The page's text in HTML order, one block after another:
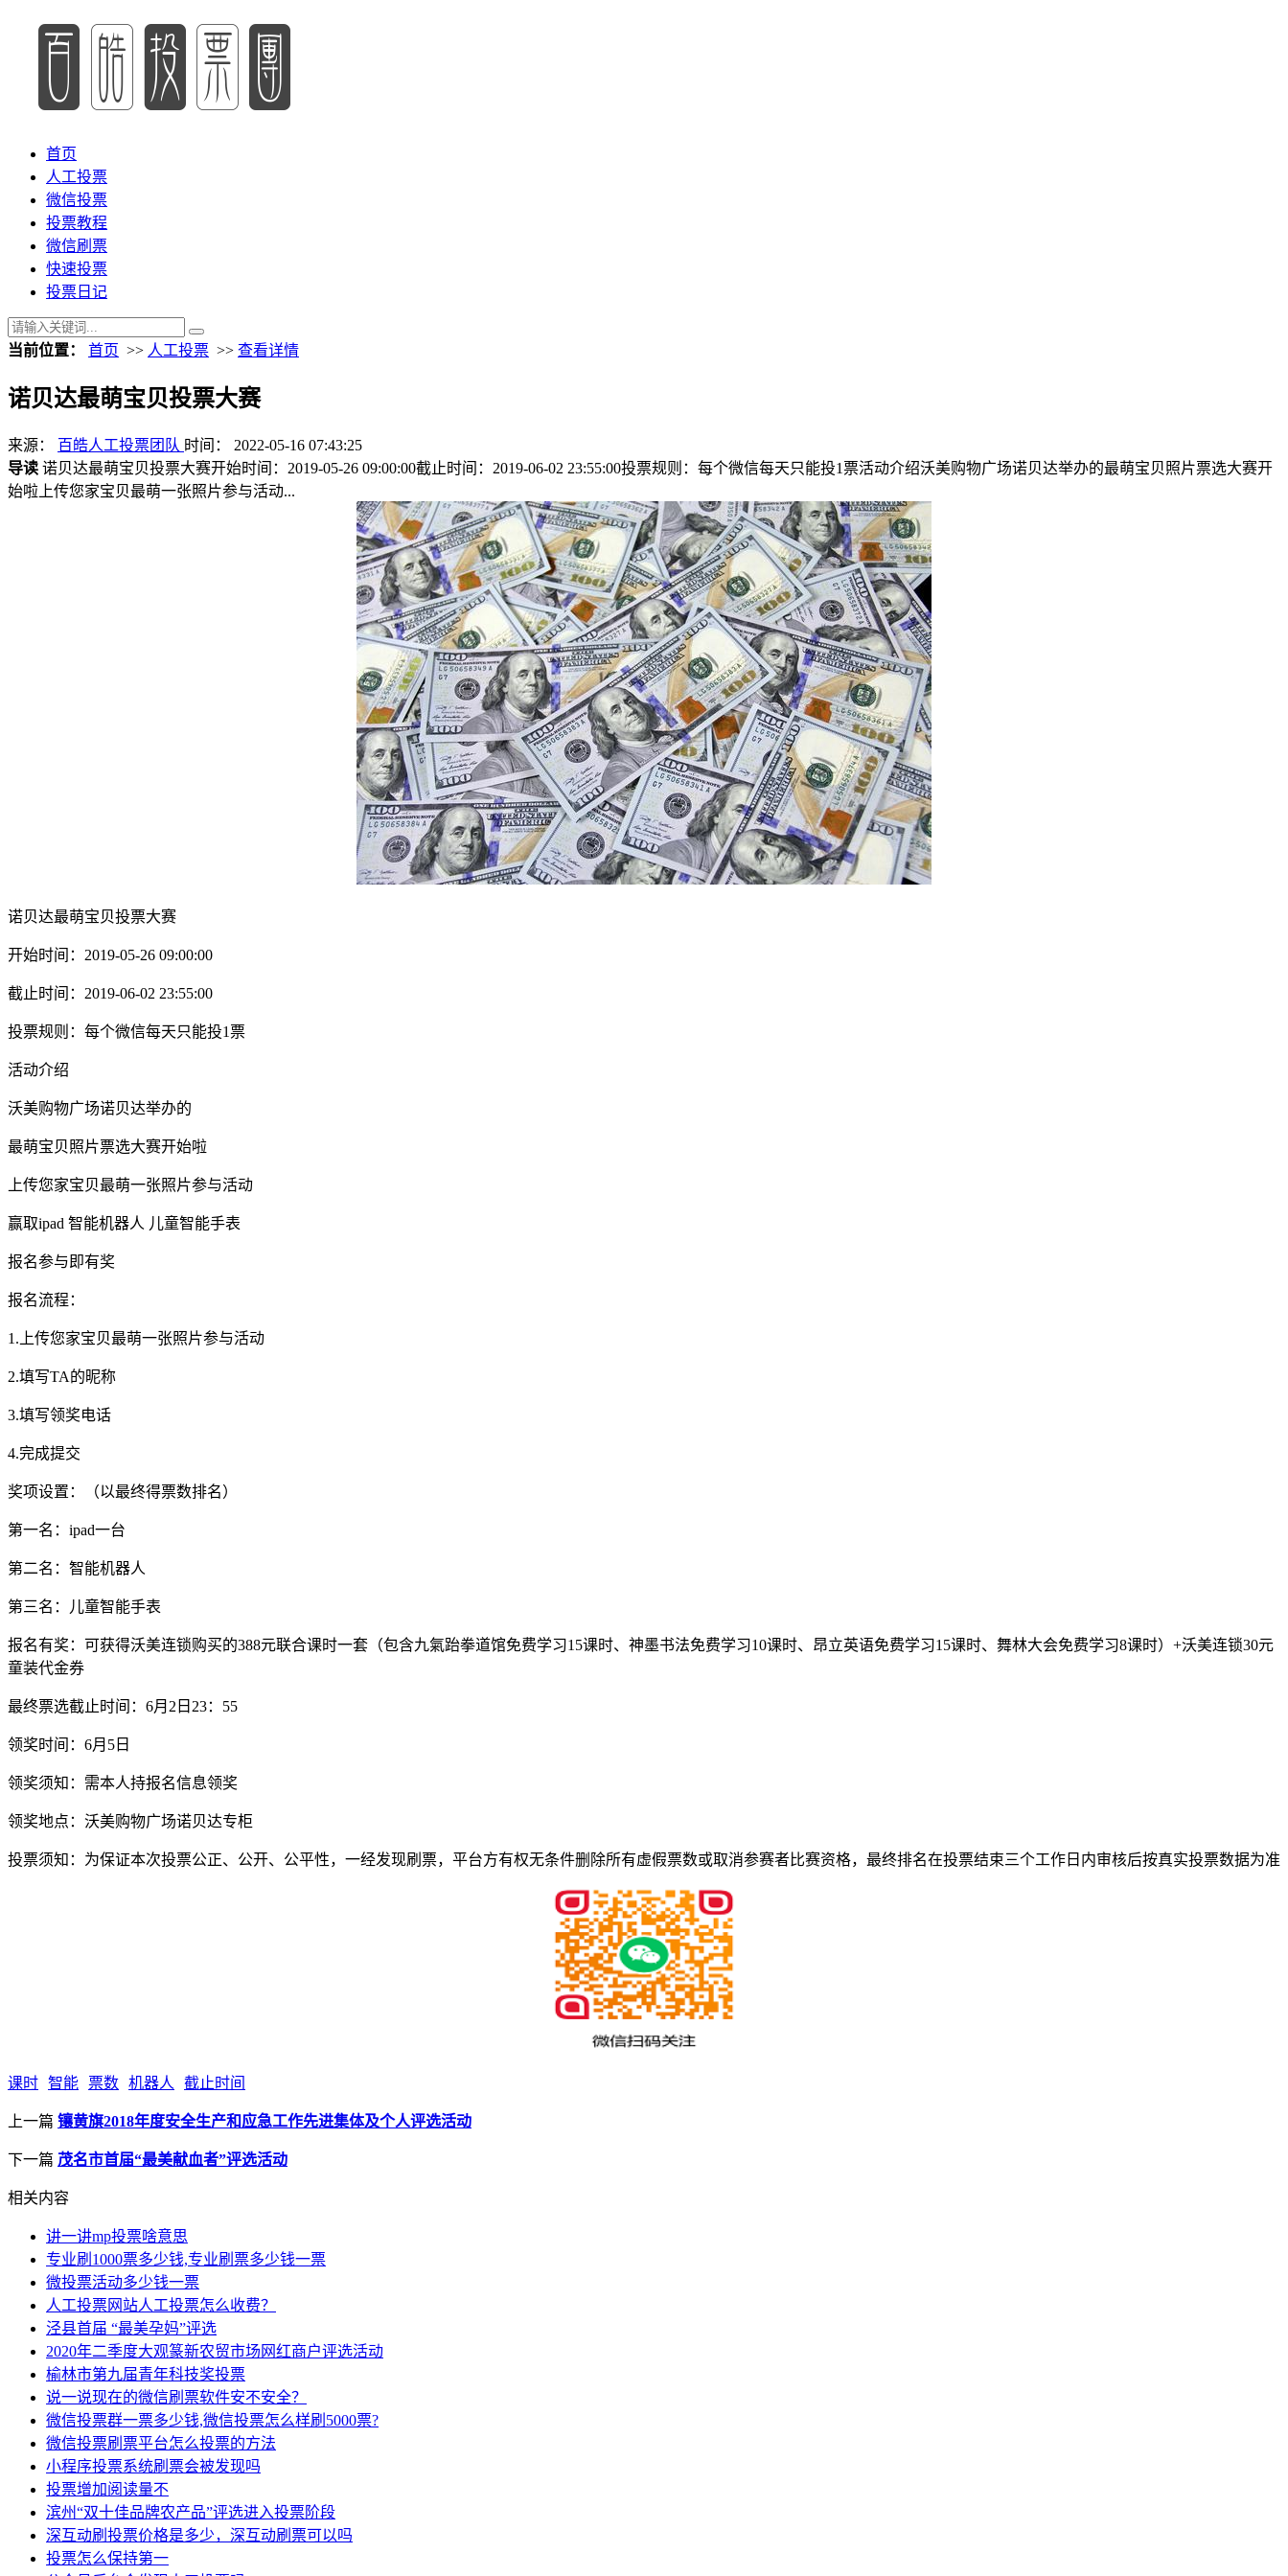
首页
人工投票
微信投票
投票教程
微信刷票
快速投票
投票日记
当前位置： 首页 >> 人工投票 >> 查看详情
诺贝达最萌宝贝投票大赛
来源： 百皓人工投票团队 时间： 2022-05-16 07:43:25
导读 诺贝达最萌宝贝投票大赛开始时间：2019-05-26 09:00:00截止时间：2019-06-02 23:55:00投票规则：每个微信每天只能投1票活动介绍沃美购物广场诺贝达举办的最萌宝贝照片票选大赛开
始啦上传您家宝贝最萌一张照片参与活动...
诺贝达最萌宝贝投票大赛
开始时间：2019-05-26 09:00:00
截止时间：2019-06-02 23:55:00
投票规则：每个微信每天只能投1票
活动介绍
沃美购物广场诺贝达举办的
最萌宝贝照片票选大赛开始啦
上传您家宝贝最萌一张照片参与活动
赢取ipad 智能机器人 儿童智能手表
报名参与即有奖
报名流程：
1.上传您家宝贝最萌一张照片参与活动
2.填写TA的昵称
3.填写领奖电话
4.完成提交
奖项设置：（以最终得票数排名）
第一名：ipad一台
第二名：智能机器人
第三名：儿童智能手表
报名有奖：可获得沃美连锁购买的388元联合课时一套（包含九氣跆拳道馆免费学习15课时、神墨书法免费学习10课时、昂立英语免费学习15课时、舞林大会免费学习8课时）+沃美连锁30元
童装代金券
最终票选截止时间：6月2日23：55
领奖时间：6月5日
领奖须知：需本人持报名信息领奖
领奖地点：沃美购物广场诺贝达专柜
投票须知：为保证本次投票公正、公开、公平性，一经发现刷票，平台方有权无条件删除所有虚假票数或取消参赛者比赛资格，最终排名在投票结束三个工作日内审核后按真实投票数据为准
课时 智能 票数 机器人 截止时间
上一篇 镶黄旗2018年度安全生产和应急工作先进集体及个人评选活动
下一篇 茂名市首届“最美献血者”评选活动
相关内容
讲一讲mp投票啥意思
专业刷1000票多少钱,专业刷票多少钱一票
微投票活动多少钱一票
人工投票网站人工投票怎么收费？
泾县首届 “最美孕妈”评选
2020年二季度大观篆新农贸市场网红商户评选活动
榆林市第九届青年科技奖投票
说一说现在的微信刷票软件安不安全？
微信投票群一票多少钱,微信投票怎么样刷5000票?
微信投票刷票平台怎么投票的方法
小程序投票系统刷票会被发现吗
投票增加阅读量不
滨州“双十佳品牌农产品”评选进入投票阶段
深互动刷投票价格是多少，深互动刷票可以吗
投票怎么保持第一